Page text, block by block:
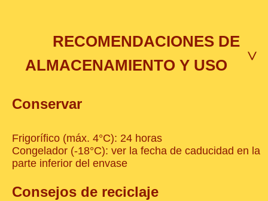
RECOMENDACIONES DE
ALMACENAMIENTO Y USO
>
Conservar
Frigorífico (máx. 4°C): 24 horas
Congelador (-18°C): ver la fecha de caducidad en la
parte inferior del envase
Consejos de reciclaje